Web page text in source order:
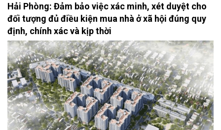
Hải Phòng: Đảm bảo việc xác minh, xét duyệt cho
đối tượng đủ điều kiện mua nhà ở xã hội đúng quy
định, chính xác và kịp thời